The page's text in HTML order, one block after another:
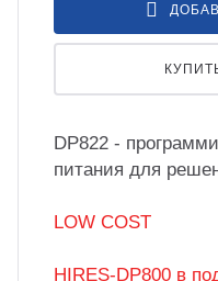
измерительного
с оборудованием
DP822 -
питания для
LOW COST
HIRES-DP800 в